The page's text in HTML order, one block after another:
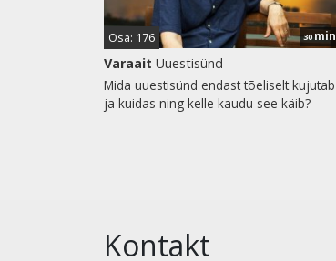
30min
Osa: 176
Varaait Uuestisünd
Mida uuestisünd endast tõeliselt kujutab
ja kuidas ning kelle kaudu see käib?
Kontakt